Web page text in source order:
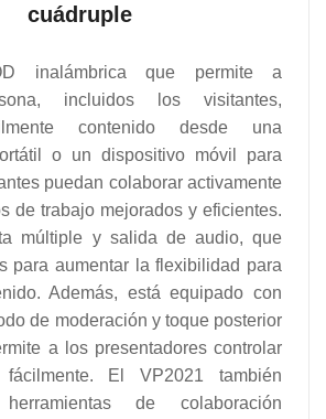
cuádruple
inalámbrica que permite a
incluidos los visitantes,
contenido desde una
o un dispositivo móvil para
puedan colaborar activamente
de trabajo mejorados y eficientes.
múltiple y salida de audio, que
para aumentar la flexibilidad para
Además, está equipado con
de moderación y toque posterior
a los presentadores controlar
fácilmente. El VP2021 también
de colaboración